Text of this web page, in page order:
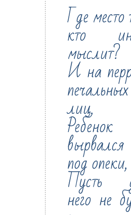
Где место
кто
мыслит?
И на
печальных
лиц,
Ребенок
под опеки,
Пусть
него не